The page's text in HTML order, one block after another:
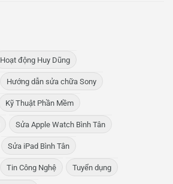
Hoạt động Huy Dũng
Hướng dẫn sửa chữa Sony
Kỹ Thuật Phần Mềm
Sửa Apple Watch Bình Tân
Sửa iPad Bình Tân
Tin Công Nghệ Tuyển dụng